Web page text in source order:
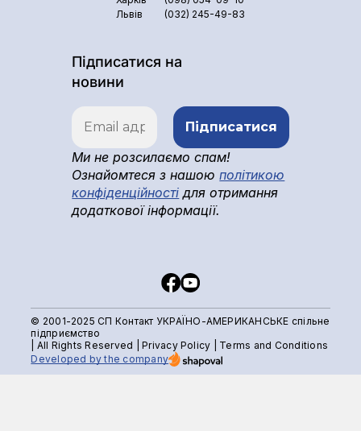
Львів
(032) 245-49-83
Підписатися на
новини
Ми не розсилаємо спам!
Ознайомтеся з нашоюполітикою
конфіденційності для отримання
додаткової інформації.
© 2001-2025 СП Контакт УКРАЇНО-АМЕРИКАНСЬКЕ спільне
підприємство
| All Rights Reserved |Privacy Policy
Terms and Conditions
Developed by the company